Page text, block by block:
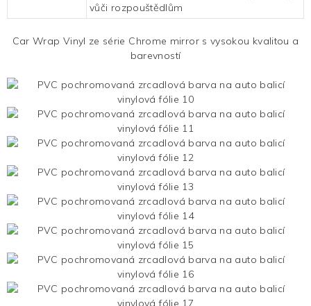
vůči rozpouštědlům
Car Wrap Vinyl ze série Chrome mirror s vysokou kvalitou a
barevností